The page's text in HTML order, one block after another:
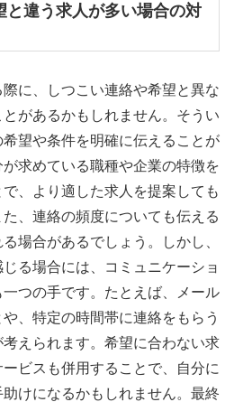
と違う求人が多い場合の対
に、しつこい連絡や希望と異な
があるかもしれません。そうい
望や条件を明確に伝えることが
求めている職種や企業の特徴を
、より適した求人を提案しても
、連絡の頻度についても伝える
場合があるでしょう。しかし、
る場合には、コミュニケーショ
つの手です。たとえば、メール
、特定の時間帯に連絡をもらう
えられます。希望に合わない求
ビスも併用することで、自分に
けになるかもしれません。最終